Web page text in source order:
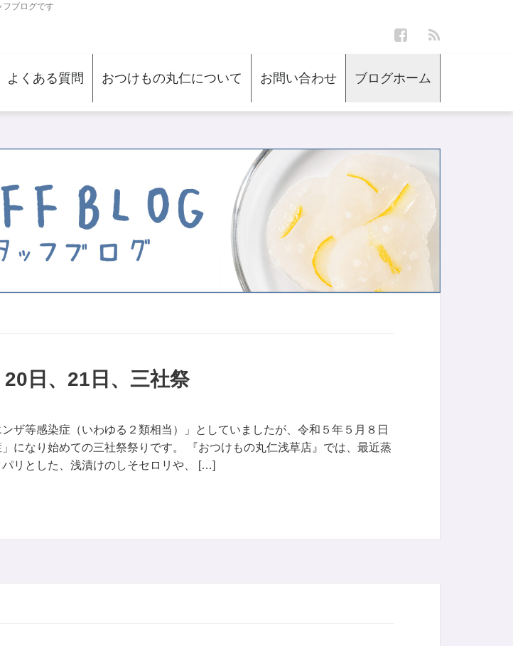
ブログです
よくある質問 おつけもの丸仁について お問い合わせ ブログホーム
日、21日、三社祭
ンザ等感染症（いわゆる２類相当）」としていましたが、令和５年５月８日
になり始めての三社祭祭りです。 『おつけもの丸仁浅草店』では、最近蒸
パリとした、浅漬けのしそセロリや、 […]